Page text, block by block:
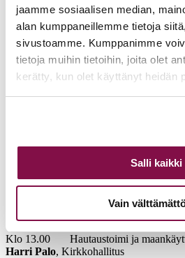
jaamme sosiaalisen median,
alan kumppaneillemme tietoja
sivustoamme. Kumppanimme
tietoja muihin tietoihin, joita olet
kerätty, kun olet käyttänyt heidän
Salli kaikki
Vain
(KirVestes)
palkka-asiat (palkan osat)
virka-/työsuhteen erot
Klo 10.30 Tauko
Klo 10.45 Kirkkolainsäädäntö /
Kirkkohallitus
kirkkolaki, kirkkojärjestys,
(mitä nämä ovat ja mitä asioita
Klo 11.30 Kirkon tilastot /
Kirkkohallitus
Klo 13.00 Hautaustoimi ja
Harri Palo, Kirkkohallitus